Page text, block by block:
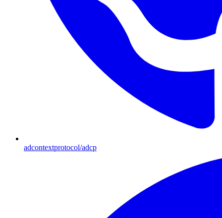
adcontextprotocol/adcp